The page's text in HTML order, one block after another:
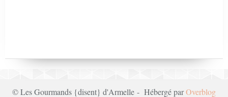
© Les Gourmands {disent} d'Armelle - Hébergé parOverblog